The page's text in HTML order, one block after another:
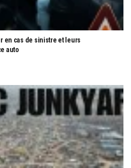
en cas de sinistre et leurs
auto